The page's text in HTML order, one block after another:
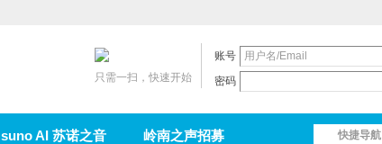
账号
密码
只需一扫，快速开始
快捷导航
suno AI 苏诺之音 岭南之声招募